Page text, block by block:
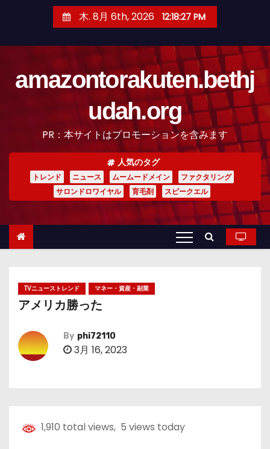
木. 8月 6th, 2026 12:18:28 PM
amazontorakuten.bethj
udah.org
PR：本サイトはプロモーションを含みます
人気のタグ
トレンド ニュース ムームードメイン
ファクタリング
サロンドロワイヤル
育毛剤 スピークエル
TVニューストレンド マネー・資産・副業
アメリカ勝った
By phi72110
3月 16, 2023
1,910 total views, 5 views today